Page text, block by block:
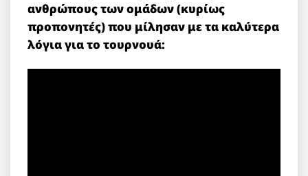
ανθρώπους των ομάδων (κυρίως
προπονητές) που μίλησαν με τα καλύτερα
λόγια για το τουρνουά: